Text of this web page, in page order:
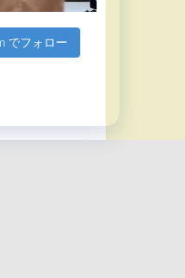
でフォロー